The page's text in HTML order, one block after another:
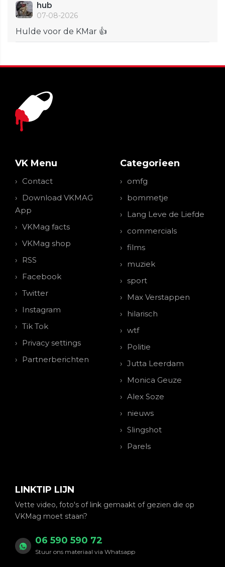
hub
07-08-2026
Hulde voor de KMar 👍
VK Menu
Contact
Download VKMAG
App
VKMag facts
VKMag shop
RSS
Facebook
Twitter
Instagram
Tik Tok
Privacy settings
Partnerberichten
Categorieen
omfg
bommetje
Lang Leve de Liefde
commercials
films
muziek
sport
Max Verstappen
hilarisch
wtf
Politie
Jutta Leerdam
Monica Geuze
Alex Soze
nieuws
Slingshot
Parels
LINKTIP LIJN
Vette video, foto's of link gemaakt of gezien die op
VKMag moet staan?
06 590 590 72
Stuur ons materiaal via Whatsapp